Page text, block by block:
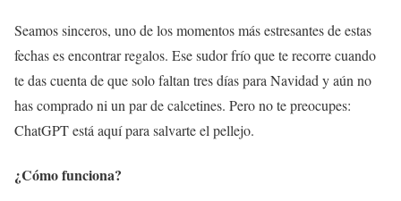
Seamos sinceros, uno de los momentos más estresantes de estas
fechas es encontrar regalos. Ese sudor frío que te recorre cuando
te das cuenta de que solo faltan tres días para Navidad y aún no
has comprado ni un par de calcetines. Pero no te preocupes:
ChatGPT está aquí para salvarte el pellejo.
¿Cómo funciona?